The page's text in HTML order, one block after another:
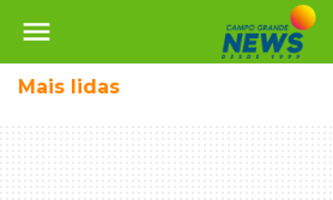
menu
Mais lidas